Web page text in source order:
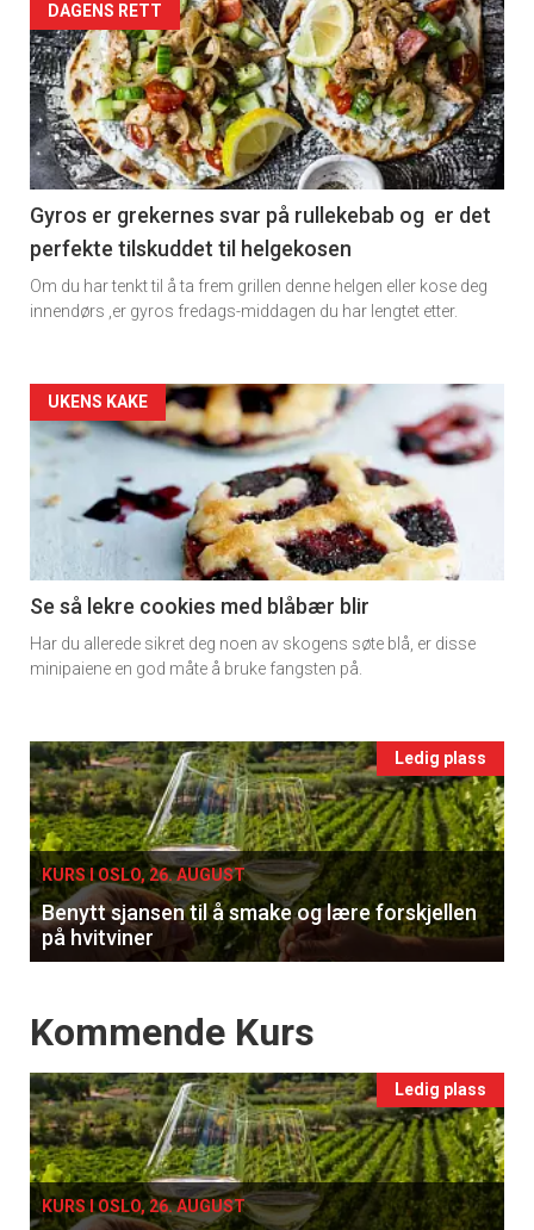
Artikler
detail
-
section
11
Dagens
rett
DAGENS RETT
Gyros er grekernes svar på rullekebab og er det
perfekte tilskuddet til helgekosen
Om du har tenkt til å ta frem grillen denne helgen eller kose deg
innendørs ,er gyros fredags-middagen du har lengtet etter.
Artikler
detail
-
section
11
Ukens
UKENS KAKE
Se så lekre cookies med blåbær blir
Har du allerede sikret deg noen av skogens søte blå, er disse
minipaiene en god måte å bruke fangsten på.
Events
single
Ledig plass
KURS I OSLO, 26. AUGUST
Benytt sjansen til å smake og lære forskjellen
på hvitviner
Events
Kommende Kurs
Ledig plass
KURS I OSLO, 26. AUGUST